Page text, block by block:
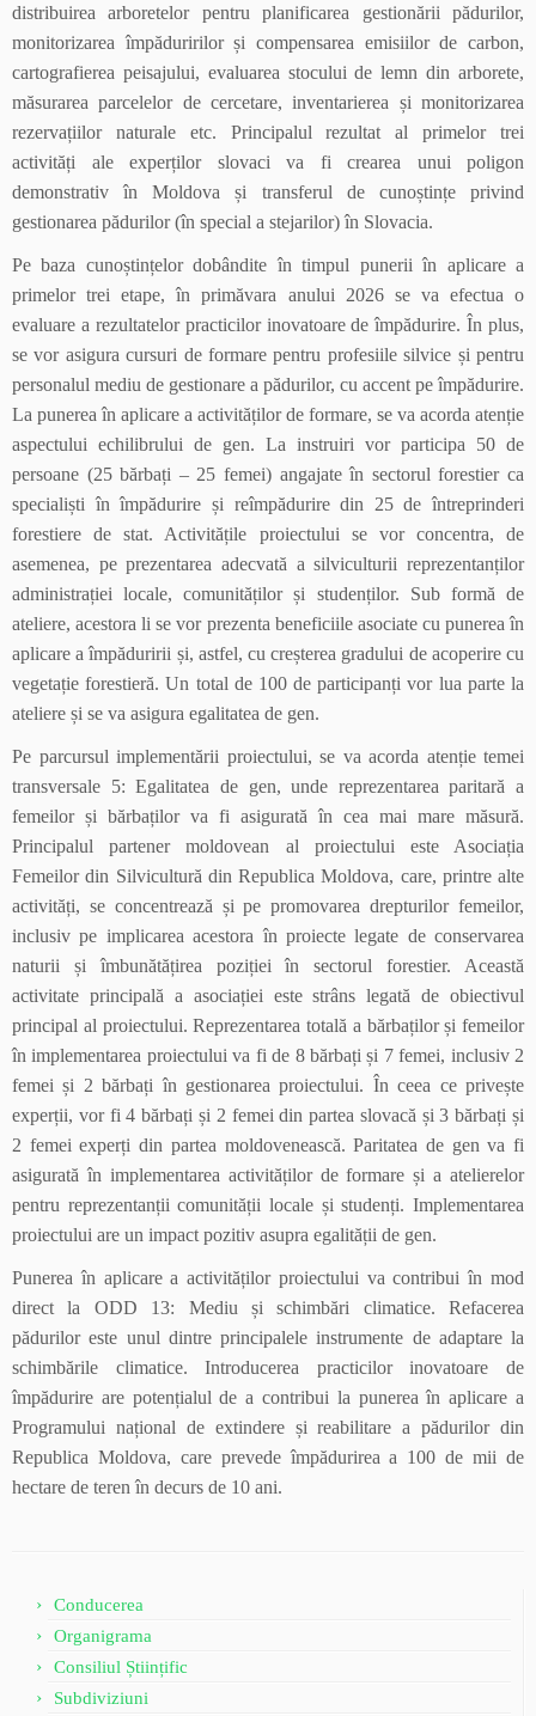
distribuirea arboretelor pentru planificarea gestionării pădurilor,
monitorizarea împăduririlor și compensarea emisiilor de carbon,
cartografierea peisajului, evaluarea stocului de lemn din arborete,
măsurarea parcelelor de cercetare, inventarierea și monitorizarea
rezervațiilor naturale etc. Principalul rezultat al primelor trei
activități ale experților slovaci va fi crearea unui poligon
demonstrativ în Moldova și transferul de cunoștințe privind
gestionarea pădurilor (în special a stejarilor) în Slovacia.
Pe baza cunoștințelor dobândite în timpul punerii în aplicare a
primelor trei etape, în primăvara anului 2026 se va efectua o
evaluare a rezultatelor practicilor inovatoare de împădurire. În plus,
se vor asigura cursuri de formare pentru profesiile silvice și pentru
personalul mediu de gestionare a pădurilor, cu accent pe împădurire.
La punerea în aplicare a activităților de formare, se va acorda atenție
aspectului echilibrului de gen. La instruiri vor participa 50 de
persoane (25 bărbați – 25 femei) angajate în sectorul forestier ca
specialiști în împădurire și reîmpădurire din 25 de întreprinderi
forestiere de stat. Activitățile proiectului se vor concentra, de
asemenea, pe prezentarea adecvată a silviculturii reprezentanților
administrației locale, comunităților și studenților. Sub formă de
ateliere, acestora li se vor prezenta beneficiile asociate cu punerea în
aplicare a împăduririi și, astfel, cu creșterea gradului de acoperire cu
vegetație forestieră. Un total de 100 de participanți vor lua parte la
ateliere și se va asigura egalitatea de gen.
Pe parcursul implementării proiectului, se va acorda atenție temei
transversale 5: Egalitatea de gen, unde reprezentarea paritară a
femeilor și bărbaților va fi asigurată în cea mai mare măsură.
Principalul partener moldovean al proiectului este Asociația
Femeilor din Silvicultură din Republica Moldova, care, printre alte
activități, se concentrează și pe promovarea drepturilor femeilor,
inclusiv pe implicarea acestora în proiecte legate de conservarea
naturii și îmbunătățirea poziției în sectorul forestier. Această
activitate principală a asociației este strâns legată de obiectivul
principal al proiectului. Reprezentarea totală a bărbaților și femeilor
în implementarea proiectului va fi de 8 bărbați și 7 femei, inclusiv 2
femei și 2 bărbați în gestionarea proiectului. În ceea ce privește
experții, vor fi 4 bărbați și 2 femei din partea slovacă și 3 bărbați și
2 femei experți din partea moldovenească. Paritatea de gen va fi
asigurată în implementarea activităților de formare și a atelierelor
pentru reprezentanții comunității locale și studenți. Implementarea
proiectului are un impact pozitiv asupra egalității de gen.
Punerea în aplicare a activităților proiectului va contribui în mod
direct la ODD 13: Mediu și schimbări climatice. Refacerea
pădurilor este unul dintre principalele instrumente de adaptare la
schimbările climatice. Introducerea practicilor inovatoare de
împădurire are potențialul de a contribui la punerea în aplicare a
Programului național de extindere și reabilitare a pădurilor din
Republica Moldova, care prevede împădurirea a 100 de mii de
hectare de teren în decurs de 10 ani.
Conducerea
Organigrama
Consiliul Științific
Subdiviziuni